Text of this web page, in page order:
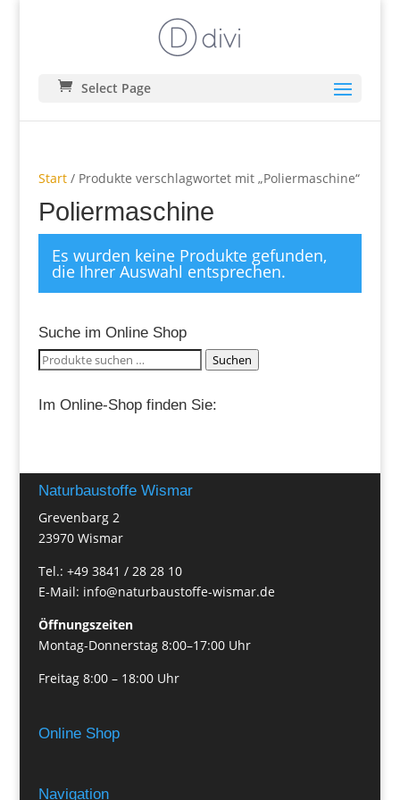
Select Page
Start/ Produkte verschlagwortet mit „Poliermaschine“
Poliermaschine
Es wurden keine Produkte gefunden,
die Ihrer Auswahl entsprechen.
Suche im Online Shop
Suchen
nach:
Suchen
Im Online-Shop finden Sie:
Naturbaustoffe Wismar
Grevenbarg 2
23970 Wismar
Tel.: +49 3841 / 28 28 10
E-Mail: info@naturbaustoffe-wismar.de
Öffnungszeiten
Montag-Donnerstag 8:00–17:00 Uhr
Freitag 8:00 – 18:00 Uhr
Online Shop
Navigation